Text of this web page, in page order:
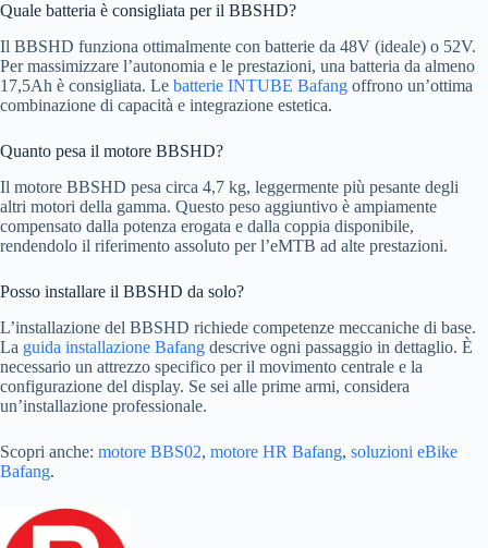
Quale batteria è consigliata per il BBSHD?
Il BBSHD funziona ottimalmente con batterie da 48V (ideale) o 52V.
Per massimizzare l’autonomia e le prestazioni, una batteria da almeno
17,5Ah è consigliata. Le batterie INTUBE Bafang offrono un’ottima
combinazione di capacità e integrazione estetica.
Quanto pesa il motore BBSHD?
Il motore BBSHD pesa circa 4,7 kg, leggermente più pesante degli
altri motori della gamma. Questo peso aggiuntivo è ampiamente
compensato dalla potenza erogata e dalla coppia disponibile,
rendendolo il riferimento assoluto per l’eMTB ad alte prestazioni.
Posso installare il BBSHD da solo?
L’installazione del BBSHD richiede competenze meccaniche di base.
La guida installazione Bafang descrive ogni passaggio in dettaglio. È
necessario un attrezzo specifico per il movimento centrale e la
configurazione del display. Se sei alle prime armi, considera
un’installazione professionale.
Scopri anche: motore BBS02, motore HR Bafang, soluzioni eBike
Bafang.